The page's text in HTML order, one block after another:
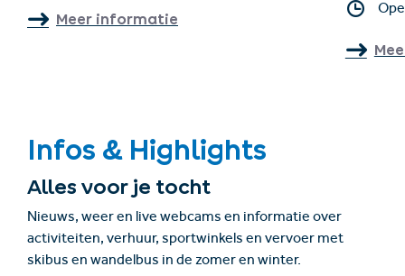
Meer informatie
Infos & Highlights
Alles voor je tocht
Nieuws, weer en live webcams en informatie over
activiteiten, verhuur, sportwinkels en vervoer met
skibus en wandelbus in de zomer en winter.